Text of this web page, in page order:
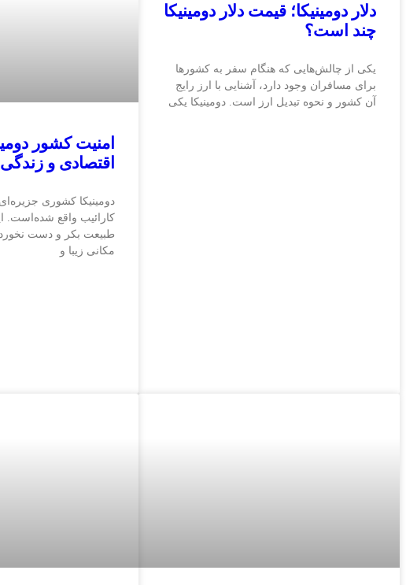
دلار دومینیکا؛ قیمت دلار دومینیکا
چند است؟
یکی از چالش‌هایی که هنگام سفر به کشورها
برای مسافران وجود دارد، آشنایی با ارز رایج
آن کشور و نحوه تبدیل ارز است. دومینیکا یکی
امنیت کشور
اقتصادی و زندگی
دومینیکا کشوری
کارائیب واقع شده‌است.
طبیعت بکر و دست
مکانی زیبا و